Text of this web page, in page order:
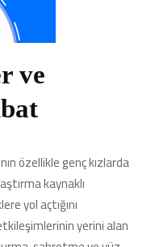
ve
özellikle genç kızlarda
kaynaklı
yol açtığını
yerini alan